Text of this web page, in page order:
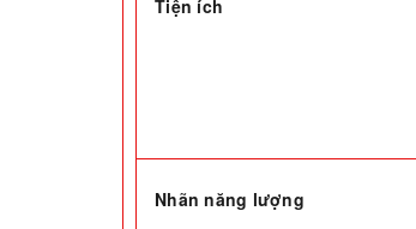
Tiện ích
Nhãn năng lượng